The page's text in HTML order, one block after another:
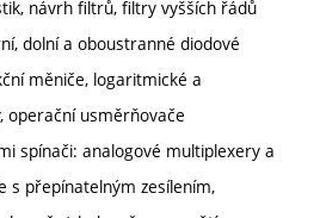
návrh filtrů, filtry vyšších řádů
dolní a oboustranné diodové
měniče, logaritmické a
operační usměrňovače
spínači: analogové multiplexery a
s přepínatelným zesílením,